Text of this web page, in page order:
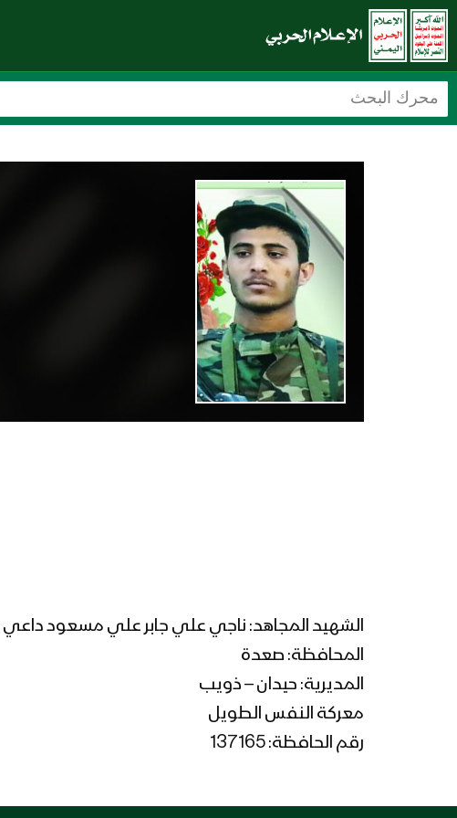
الشهيد المجاهد: ناجي علي جابر علي مسعود داعي
المحافظة: صعدة
المديرية: حيدان – ذويب
معركة النفس الطويل
رقم الحافظة: 137165